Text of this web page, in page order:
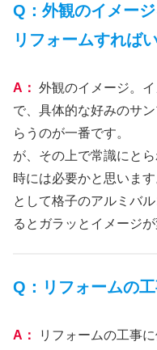
Q：外観のイメー
リフォームすれば
A： 外観のイメージ。
で、具体的な好みのサ
らうのが一番です。
が、その上で常識にと
時には必要かと思いま
として格子のアルミバ
るとガラッとイメージが
Q：リフォームの
A：
リフォームの工事